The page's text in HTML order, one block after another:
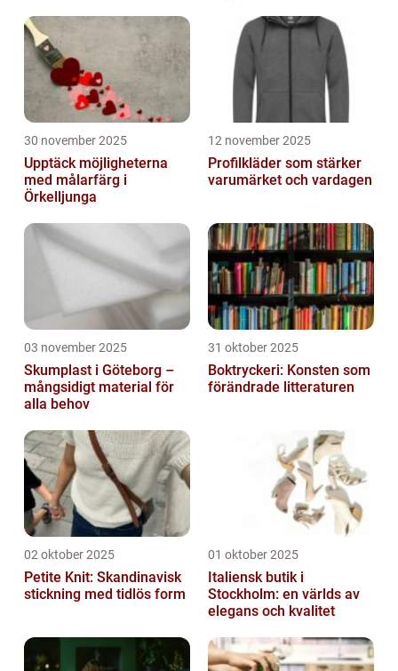
30 november 2025
Upptäck möjligheterna
med målarfärg i
Örkelljunga
12 november 2025
Profilkläder som stärker
varumärket och vardagen
03 november 2025
Skumplast i Göteborg –
mångsidigt material för
alla behov
31 oktober 2025
Boktryckeri: Konsten som
förändrade litteraturen
02 oktober 2025
Petite Knit: Skandinavisk
stickning med tidlös form
01 oktober 2025
Italiensk butik i
Stockholm: en världs av
elegans och kvalitet